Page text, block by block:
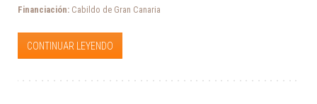
Financiación: Cabildo de Gran Canaria
CONTINUAR LEYENDO